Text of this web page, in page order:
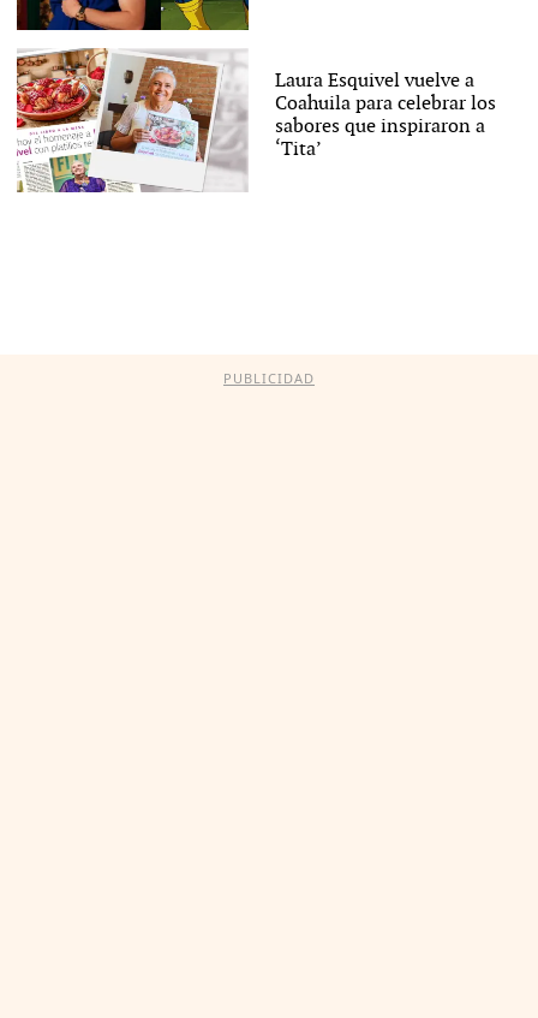
Laura Esquivel vuelve a
Coahuila para celebrar los
sabores que inspiraron a
‘Tita’
PUBLICIDAD